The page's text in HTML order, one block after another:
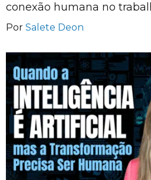
conexão humana no
Por Salete Deon